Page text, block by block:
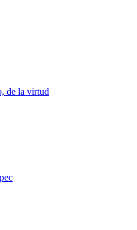
de la virtud